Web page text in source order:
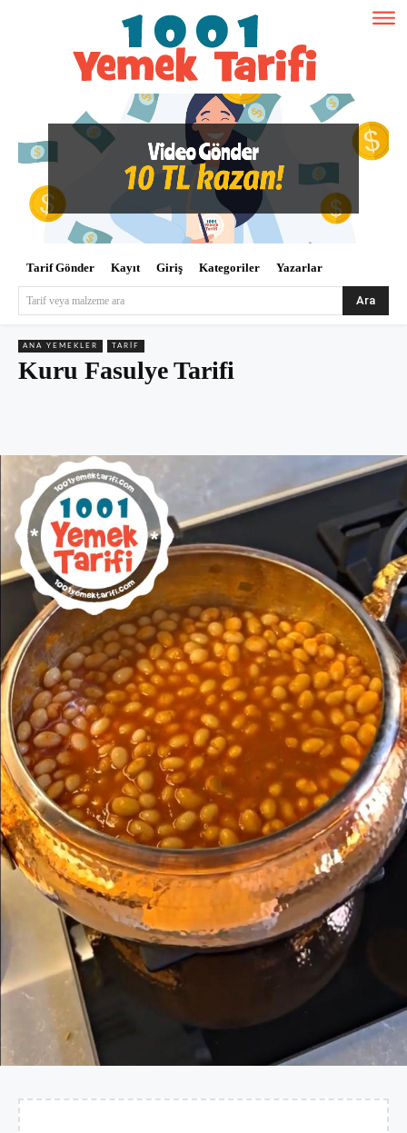
Tarif Gönder Kayıt Giriş Kategoriler Yazarlar
Tarif veya malzeme ara Ara
ANA YEMEKLER TARIF
Kuru Fasulye Tarifi